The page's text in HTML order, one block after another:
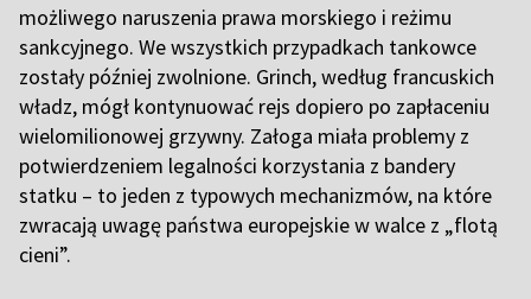
możliwego naruszenia prawa morskiego i reżimu
sankcyjnego. We wszystkich przypadkach tankowce
zostały później zwolnione. Grinch, według francuskich
władz, mógł kontynuować rejs dopiero po zapłaceniu
wielomilionowej grzywny. Załoga miała problemy z
potwierdzeniem legalności korzystania z bandery
statku – to jeden z typowych mechanizmów, na które
zwracają uwagę państwa europejskie w walce z „flotą
cieni”.